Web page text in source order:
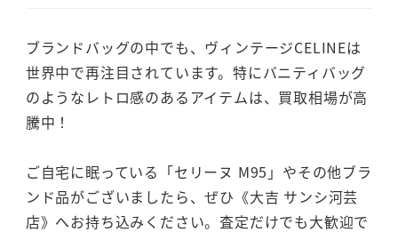
ブランドバッグの中でも、ヴィンテージCELINEは
世界中で再注目されています。特にバニティバッグ
のようなレトロ感のあるアイテムは、買取相場が高
騰中！
ご自宅に眠っている「セリーヌ M95」やその他ブラ
ンド品がございましたら、ぜひ《大吉 サンシ河芸
店》へお持ち込みください。査定だけでも大歓迎で